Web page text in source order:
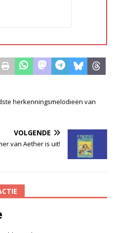
herkenningsmelodieën van
VOLGENDE
van Aether is uit!